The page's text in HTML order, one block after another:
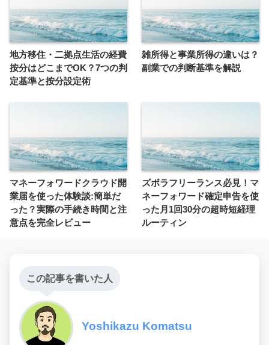
地方移住・二拠点生活の経費
按分はどこまでOK？7つの判
定基準と按分設定術
雑所得と事業所得の違いは？
副業での判断基準を解説
マネーフォワードクラウド開
業届を使った体験談:簡単だ
った？実際の手続き時間と注
意点を完全レビュー
ズボラフリーランス必見！マ
ネーフォワード確定申告を使
った月1回30分の超時短経理
ルーティン
この記事を書いた人
Yoshikazu Komatsu